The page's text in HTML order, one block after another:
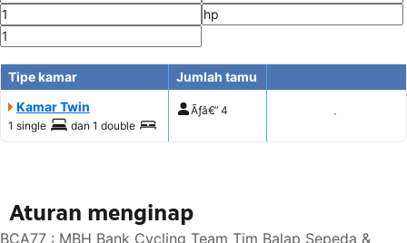
Tipe kamar
Jumlah tamu
Kamar Twin
1 single dan 1 double
Ãƒâ€” 4 Tampilkan harga
Aturan menginap
BCA77 : MBH Bank Cycling Team Tim Balap Sepeda &